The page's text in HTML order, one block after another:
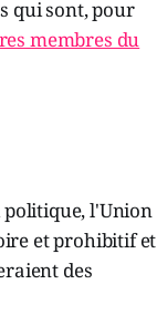
qui sont, pour
membres du
politique, l'Union
et prohibitif et
des